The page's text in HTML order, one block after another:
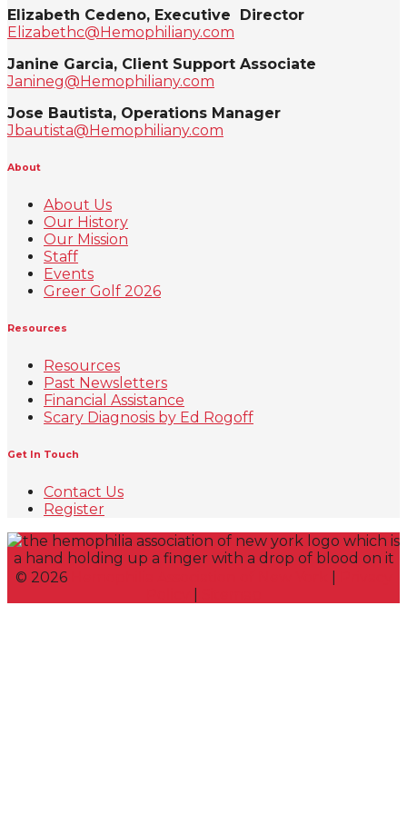
Elizabeth Cedeno, Executive Director
Elizabethc@Hemophiliany.com
Janine Garcia, Client Support Associate
Janineg@Hemophiliany.com
Jose Bautista, Operations Manager
Jbautista@Hemophiliany.com
About
About Us
Our History
Our Mission
Staff
Events
Greer Golf 2026
Resources
Resources
Past Newsletters
Financial Assistance
Scary Diagnosis by Ed Rogoff
Get In Touch
Contact Us
Register
© 2026Hemophilia Association of New York